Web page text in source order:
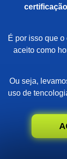
É por isso que
aceito como
Ou seja,
uso de